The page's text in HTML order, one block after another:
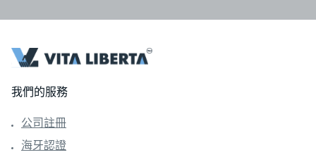
我們的服務
公司註冊
海牙認證